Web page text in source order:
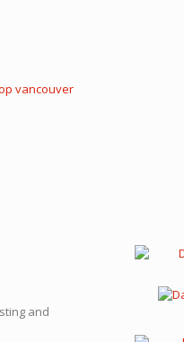
vancouver
and